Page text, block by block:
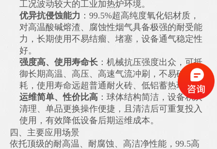
工况波动较大的工业加热炉环境。
优异抗侵蚀能力 ：99.5%超高纯度氧化铝材质，
对高温酸碱熔渣、腐蚀性烟气具备极强的耐受能
力，长期使用不易结瘤、堵塞，设备通气稳定性
好。
强度高、使用寿命长 ：机械抗压强度出众，可抵
御长期高温、高压、高速气流冲刷，不易破碎损
耗，使用寿命远超普通耐火砖、低铝蓄热球。
运维简单、性价比高 ：球体结构简洁，设备积灰
清理、单品更换操作便捷，且清洁后可重复投入
使用，有效降低设备后期运维成本。
四、主要应用场景
依托顶级的耐高温、耐腐蚀、高洁净性能，99.5高